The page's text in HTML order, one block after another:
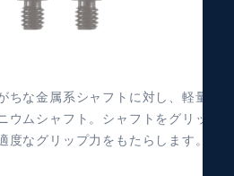
ちな金属系シャフトに対し、軽量
ウムシャフト。シャフトをグリッ
度なグリップ力をもたらします。